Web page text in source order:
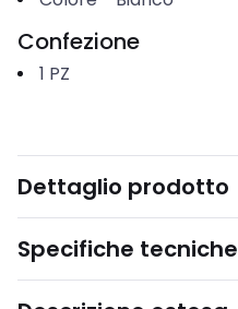
Confezione
1 PZ
Dettaglio prodotto
Specifiche tecniche